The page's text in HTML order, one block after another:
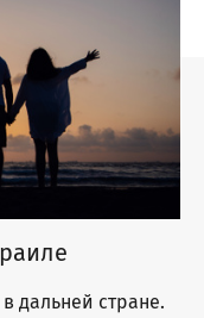
дальней стране.